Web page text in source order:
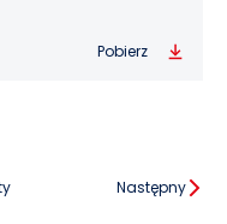
Pobierz
Następny